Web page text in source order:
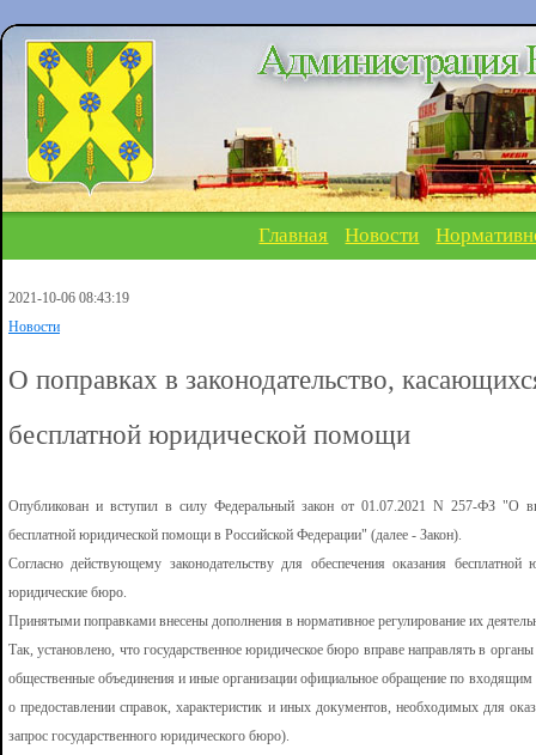
Главная Новости
2021-10-06 08:43:19
Новости
О поправках в законодательство,
бесплатной юридической помощи
Опубликован и вступил в силу Федеральный закон от 01.07.2021 N 257-ФЗ "О
бесплатной юридической помощи в Российской Федерации" (далее - Закон).
Согласно действующему законодательству для обеспечения оказания
юридические бюро.
Принятыми поправками внесены дополнения в нормативное регулирование их
Так, установлено, что государственное юридическое бюро вправе направлять в
общественные объединения и иные организации официальное обращение по
о предоставлении справок, характеристик и иных документов, необходимых для
запрос государственного юридического бюро).